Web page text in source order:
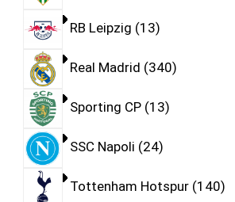
RB Leipzig 13
Real Madrid 340
Sporting CP 13
SSC Napoli 24
Tottenham Hotspur 140